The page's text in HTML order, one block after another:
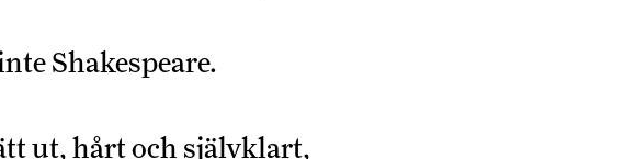
Shakespeare.
ut, hårt och självklart,